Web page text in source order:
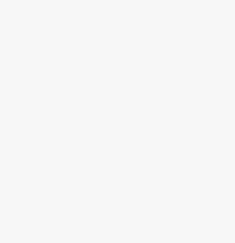
udostępniane innym upoważnionym odbiorcom lub
jakiego zostały zebrane oraz zgodnie z terminami
dotyczą przetwarzanie odbywa się do czasu wycofania
odbywa się przez okres niezbędny do
roszczeń, a w przypadku wyrażenia zgody na
są przez okres wynikający z umowy o
dokumentacji projektu do celów kontrolnych.
Panu:
na podstawie art. 17 RODO, w przypadku gdy: